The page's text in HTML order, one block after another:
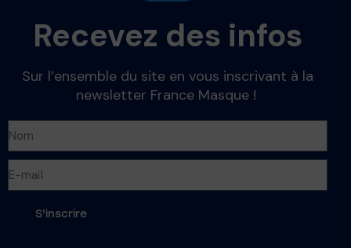
Recevez des infos
Sur l’ensemble du site en vous inscrivant à la
newsletter France Masque !
S'inscrire